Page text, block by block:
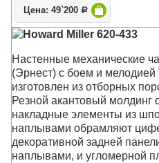
Цена: 49`200 Р
Howard Miller 620-433
Настенные механические
(Эрнест) с боем и мелодией
изготовлен из отборных
Резной акантовый молдинг
накладные элементы из
наплывами обрамляют
декоративной задней
наплывами, и угломерной